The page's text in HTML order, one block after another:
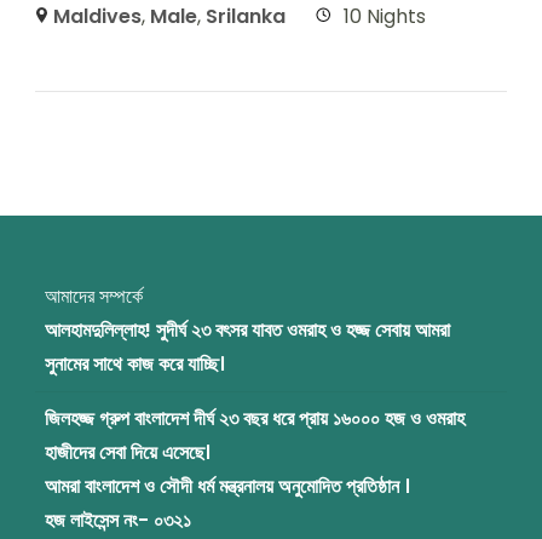
Maldives, Male, Srilanka 10 Nights
আমাদের সম্পর্কে
আলহামদুলিল্লাহ! সুদীর্ঘ ২৩ বৎসর যাবত ওমরাহ ও হজ্জ সেবায় আমরা
সুনামের সাথে কাজ করে যাচ্ছি।
জিলহজ্জ গ্রুপ বাংলাদেশ দীর্ঘ ২৩ বছর ধরে প্রায় ১৬০০০ হজ ও ওমরাহ
হাজীদের সেবা দিয়ে এসেছে।
আমরা বাংলাদেশ ও সৌদী ধর্ম মন্ত্রনালয় অনুমোদিত প্রতিষ্ঠান ।
হজ লাইসেন্স নং- ০৩২১